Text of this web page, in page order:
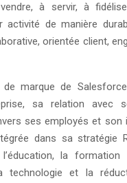
à servir, à
activité de manière
orientée client,
de marque de
sa relation avec
ses employés et son
dans sa stratégie
la
technologie et la